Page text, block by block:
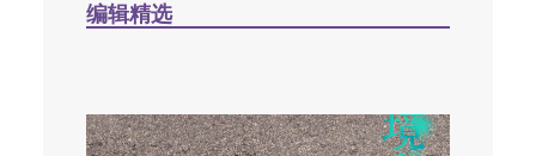
编辑精选